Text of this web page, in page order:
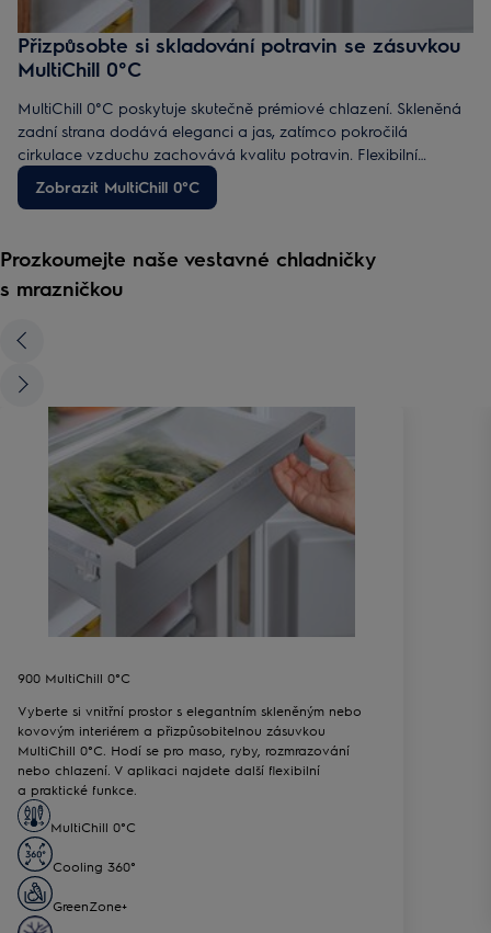
Přizpůsobte si skladování potravin se zásuvkou
MultiChill 0°C
MultiChill 0°C poskytuje skutečně prémiové chlazení. Skleněná
zadní strana dodává eleganci a jas, zatímco pokročilá
cirkulace vzduchu zachovává kvalitu potravin. Flexibilní
zásuvka MultiChill 0°C je vyrobena z recyklovaného plastu,
takže je udržitelná bez kompromisů. Propojení lednice s
Zobrazit MultiChill 0°C
Prozkoumejte naše vestavné chladničky
s mrazničkou
900 MultiChill 0°C
Vyberte si vnitřní prostor s elegantním skleněným nebo
kovovým interiérem a přizpůsobitelnou zásuvkou
MultiChill 0°C. Hodí se pro maso, ryby, rozmrazování
nebo chlazení. V aplikaci najdete další flexibilní
a praktické funkce.
MultiChill 0°C
Cooling 360°
GreenZone+